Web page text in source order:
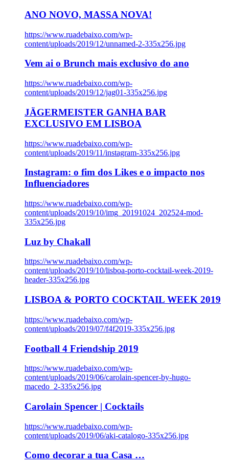
ANO NOVO, MASSA NOVA!
https://www.ruadebaixo.com/wp-
content/uploads/2019/12/unnamed-2-335x256.jpg
Vem ai o Brunch mais exclusivo do ano
https://www.ruadebaixo.com/wp-
content/uploads/2019/12/jag01-335x256.jpg
JÄGERMEISTER GANHA BAR
EXCLUSIVO EM LISBOA
https://www.ruadebaixo.com/wp-
content/uploads/2019/11/instagram-335x256.jpg
Instagram: o fim dos Likes e o impacto nos
Influenciadores
https://www.ruadebaixo.com/wp-
content/uploads/2019/10/img_20191024_202524-mod-
335x256.jpg
Luz by Chakall
https://www.ruadebaixo.com/wp-
content/uploads/2019/10/lisboa-porto-cocktail-week-2019-
header-335x256.jpg
LISBOA & PORTO COCKTAIL WEEK 2019
https://www.ruadebaixo.com/wp-
content/uploads/2019/07/f4f2019-335x256.jpg
Football 4 Friendship 2019
https://www.ruadebaixo.com/wp-
content/uploads/2019/06/carolain-spencer-by-hugo-
macedo_2-335x256.jpg
Carolain Spencer | Cocktails
https://www.ruadebaixo.com/wp-
content/uploads/2019/06/aki-catalogo-335x256.jpg
Como decorar a tua Casa …